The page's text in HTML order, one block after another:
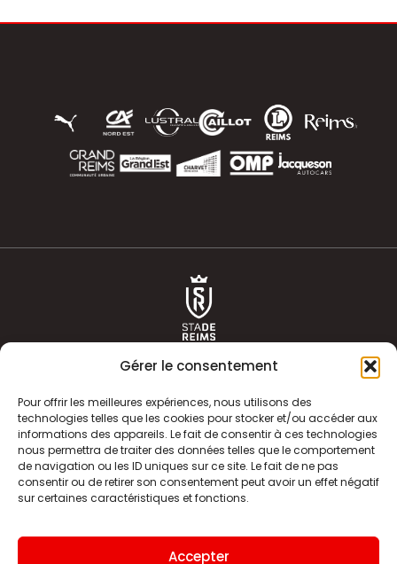
Gérer le consentement
Pour offrir les meilleures expériences, nous utilisons des
technologies telles que les cookies pour stocker et/ou accéder aux
informations des appareils. Le fait de consentir à ces technologies
nous permettra de traiter des données telles que le comportement
de navigation ou les ID uniques sur ce site. Le fait de ne pas
consentir ou de retirer son consentement peut avoir un effet négatif
sur certaines caractéristiques et fonctions.
Accepter
ACTUALITÉS
CLUB
BOUTIQUE
HISTOIRE
ÉQUIPE PREMIERE
INFOS ET CONTACT